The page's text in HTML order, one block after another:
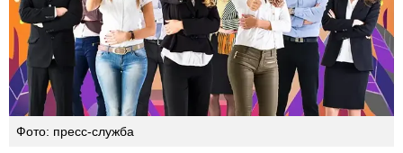
Фото: пресс-служба